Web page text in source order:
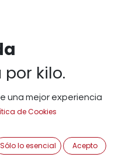
kilo.
una mejor experiencia
de Cookies
Sólo lo esencial Acepto